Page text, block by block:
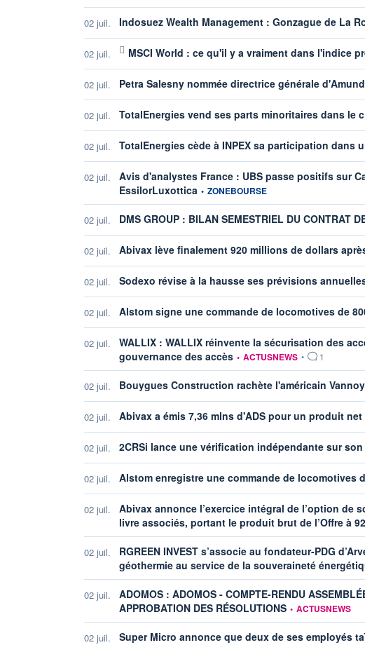
02 juil. Indosuez Wealth Management : Gonzague de La
02 juil. MSCI World : ce qu'il y a vraiment dans l'indice
02 juil. Petra Salesny nommée directrice générale
02 juil. TotalEnergies vend ses parts minoritaires dans le
02 juil. TotalEnergies cède à INPEX sa participation dans
02 juil.
Avis d'analystes France : UBS passe positifs sur
EssilorLuxottica information fournie par
• ZONEBOURSE
02 juil. DMS GROUP : BILAN SEMESTRIEL DU CONTRAT
02 juil. Abivax lève finalement 920 millions de dollars
02 juil. Sodexo révise à la hausse ses prévisions
02 juil. Alstom signe une commande de locomotives de
02 juil.
WALLIX : WALLIX réinvente la sécurisation des
gouvernance des accès information fournie par
• ACTUSNEWS • 1
02 juil. Bouygues Construction rachète l'américain Vannoy
02 juil. Abivax a émis 7,36 mlns d'ADS pour un produit
02 juil. 2CRSi lance une vérification indépendante sur
02 juil. Alstom enregistre une commande de locomotives
02 juil.
Abivax annonce l’exercice intégral de l’option de
livre associés, portant le produit brut de l’Offre à
02 juil.
RGREEN INVEST s’associe au fondateur-PDG
géothermie au service de la souveraineté
02 juil.
ADOMOS : ADOMOS - COMPTE-RENDU
APPROBATION DES RÉSOLUTIONSinformation fournie
• ACTUSNEWS
02 juil.
Super Micro annonce que deux de ses employés